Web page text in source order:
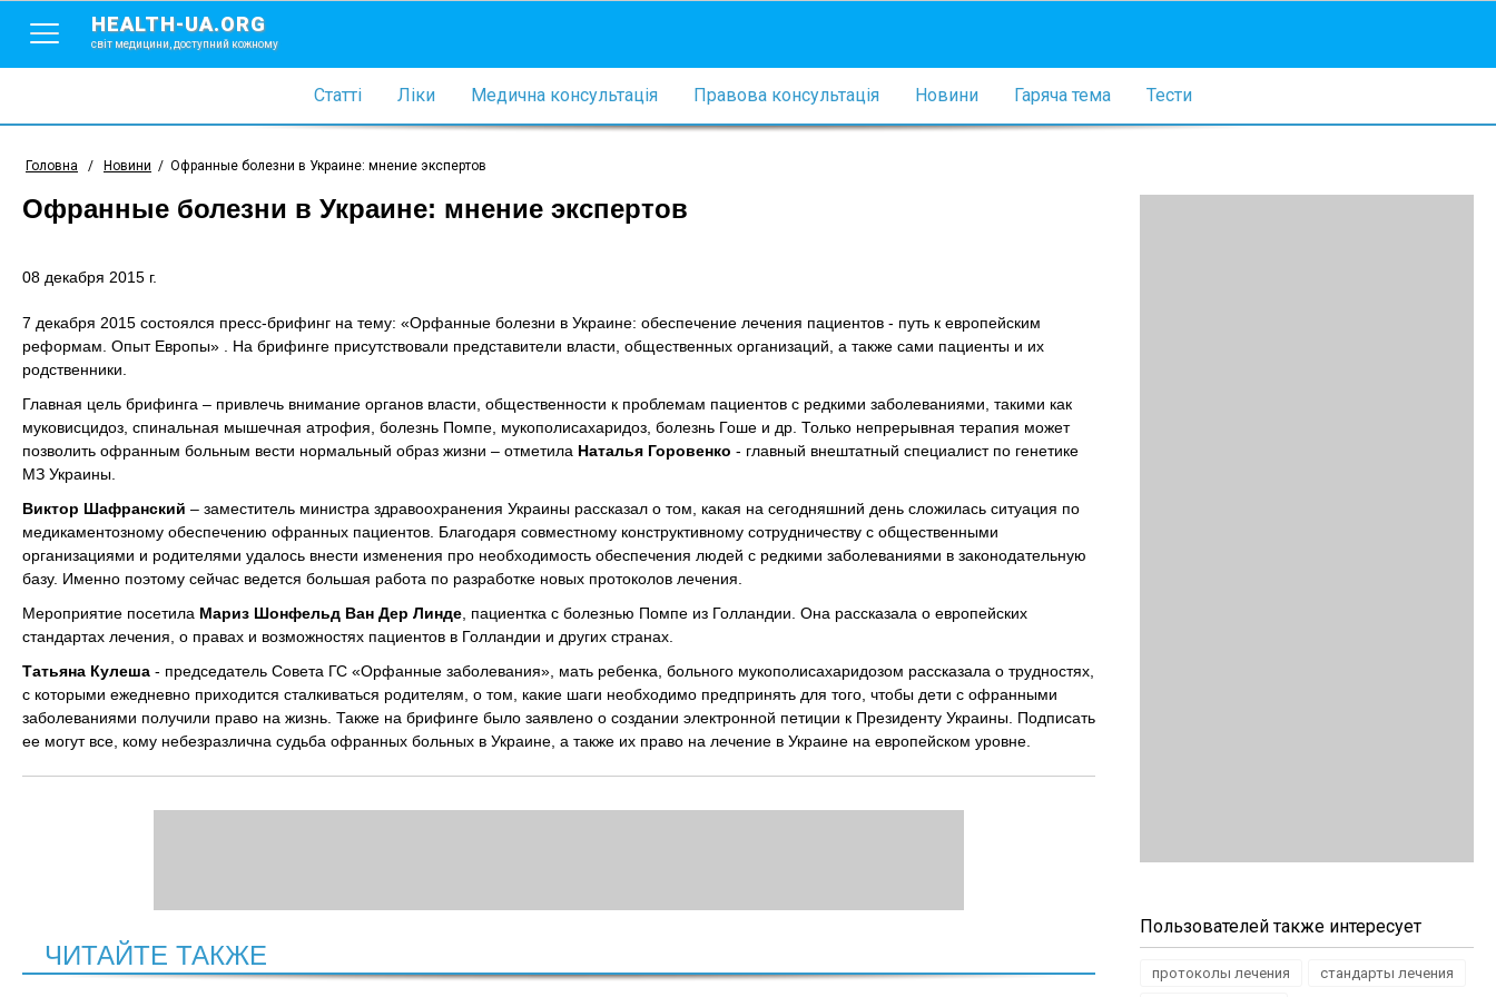
HEALTH-UA.ORG
світ медицини, доступний кожному
Статті Ліки Медична консультація Правова консультація Новини Гаряча тема Тести
Головна / Новини / Офранные болезни в Украине: мнение экспертов
Офранные болезни в Украине: мнение экспертов
08 декабря 2015 г.
7 декабря 2015 состоялся пресс-брифинг на тему: «Орфанные болезни в Украине: обеспечение лечения пациентов - путь к европейским
реформам. Опыт Европы» . На брифинге присутствовали представители власти, общественных организаций, а также сами пациенты и их
родственники.
Главная цель брифинга – привлечь внимание органов власти, общественности к проблемам пациентов с редкими заболеваниями, такими как
муковисцидоз, спинальная мышечная атрофия, болезнь Помпе, мукополисахаридоз, болезнь Гоше и др. Только непрерывная терапия может
позволить офранным больным вести нормальный образ жизни – отметила Наталья Горовенко - главный внештатный специалист по генетике
МЗ Украины.
Виктор Шафранский – заместитель министра здравоохранения Украины рассказал о том, какая на сегодняшний день сложилась ситуация по
медикаментозному обеспечению офранных пациентов. Благодаря совместному конструктивному сотрудничеству с общественными
организациями и родителями удалось внести изменения про необходимость обеспечения людей с редкими заболеваниями в законодательную
базу. Именно поэтому сейчас ведется большая работа по разработке новых протоколов лечения.
Мероприятие посетила Мариз Шонфельд Ван Дер Линде , пациентка с болезнью Помпе из Голландии. Она рассказала о европейских
стандартах лечения, о правах и возможностях пациентов в Голландии и других странах.
Татьяна Кулеша - председатель Совета ГС «Орфанные заболевания», мать ребенка, больного мукополисахаридозом рассказала о трудностях,
с которыми ежедневно приходится сталкиваться родителям, о том, какие шаги необходимо предпринять для того, чтобы дети с офранными
заболеваниями получили право на жизнь. Также на брифинге было заявлено о создании электронной петиции к Президенту Украины. Подписать
ее могут все, кому небезразлична судьба офранных больных в Украине, а также их право на лечение в Украине на европейском уровне.
ЧИТАЙТЕ ТАКЖЕ
Пользователей также интересует
протоколы лечения стандарты лечения